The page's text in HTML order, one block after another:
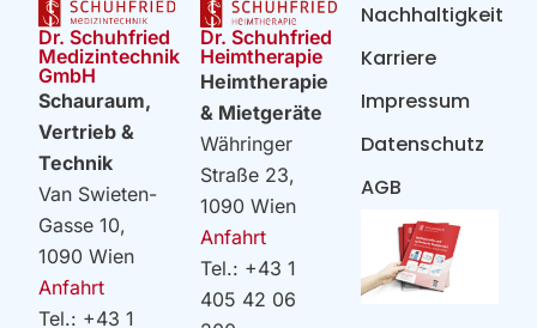
Dr. Schuhfried
Medizintechnik
GmbH
Schauraum,
Vertrieb &
Technik
Van Swieten-
Gasse 10,
1090 Wien
Anfahrt
Tel.: +43 1
Dr. Schuhfried
Heimtherapie
Heimtherapie
& Mietgeräte
Währinger
Straße 23,
1090 Wien
Anfahrt
Tel.: +43 1
405 42 06
Nachhaltigkeit
Karriere
Impressum
Datenschutz
AGB